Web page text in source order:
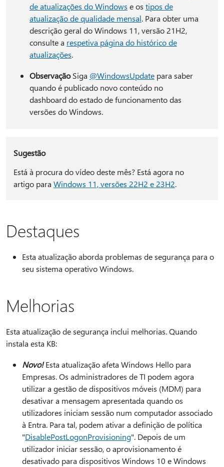
de atualizações do Windows e os tipos de
atualização de qualidade mensal. Para obter uma
descrição geral do Windows 11, versão 21H2,
consulte a respetiva página do histórico de
atualizações.
ObservaçãoSiga @WindowsUpdatepara saber
quando é publicado novo conteúdo no
dashboard do estado de funcionamento das
versões do Windows.
Sugestão
Está à procura do vídeo deste mês? Está agora no
artigo para Windows 11, versões 22H2 e 23H2.
Destaques
Esta atualização aborda problemas de segurança para o
seu sistema operativo Windows.
Melhorias
Esta atualização de segurança inclui melhorias. Quando
instala esta KB:
Novo!Esta atualização afeta Windows Hello para
Empresas. Os administradores de TI podem agora
utilizar a gestão de dispositivos móveis (MDM) para
desativar a mensagem apresentada quando os
utilizadores iniciam sessão num computador associado
à Entra. Para tal, podem ativar a definição de política
"DisablePostLogonProvisioning". Depois de um
utilizador iniciar sessão, o aprovisionamento é
desativado para dispositivos Windows 10 e Windows